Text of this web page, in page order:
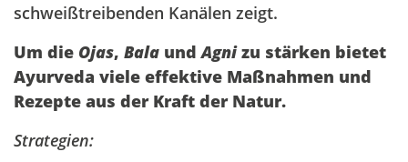
schweißtreibenden Kanälen zeigt.
Um die Ojas, Bala undAgnizu stärken bietet
Ayurveda viele effektive Maßnahmen und
Rezepte aus der Kraft der Natur.
Strategien: